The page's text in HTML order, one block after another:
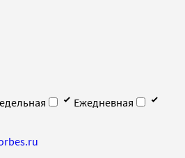
Ежедневная